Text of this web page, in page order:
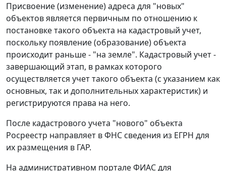
Присвоение (изменение) адреса для "новых"
объектов является первичным по отношению к
постановке такого объекта на кадастровый учет,
поскольку появление (образование) объекта
происходит раньше - "на земле". Кадастровый учет -
завершающий этап, в рамках которого
осуществляется учет такого объекта (с указанием как
основных, так и дополнительных характеристик) и
регистрируются права на него.
После кадастрового учета "нового" объекта
Росреестр направляет в ФНС сведения из ЕГРН для
их размещения в ГАР.
На административном портале ФИАС для